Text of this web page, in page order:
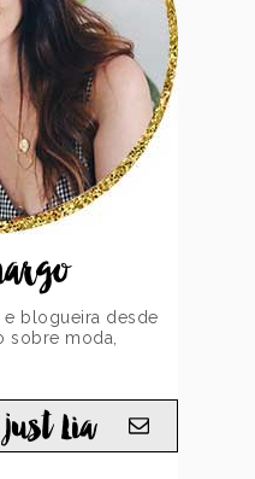
blogueira desde
sobre moda,
Lia